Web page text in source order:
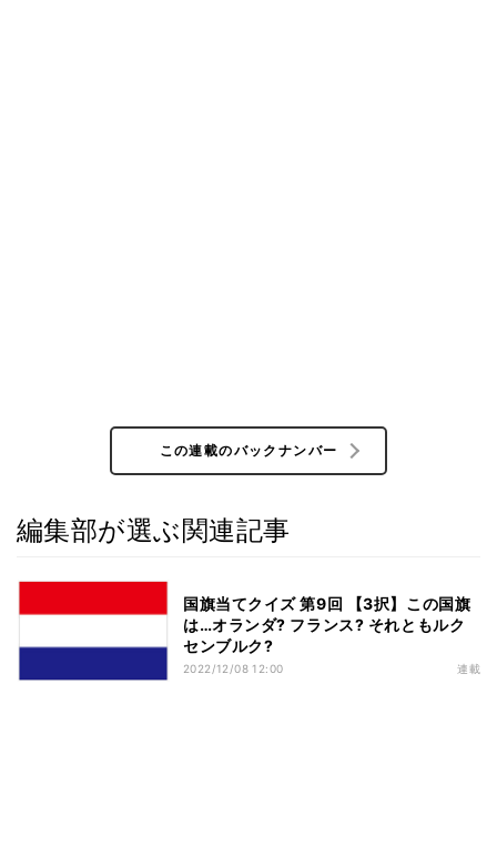
この連載のバックナンバー
編集部が選ぶ関連記事
国旗当てクイズ 第9回 【3択】この国旗
は…オランダ? フランス? それともルク
センブルク?
2022/12/08 12:00 連載